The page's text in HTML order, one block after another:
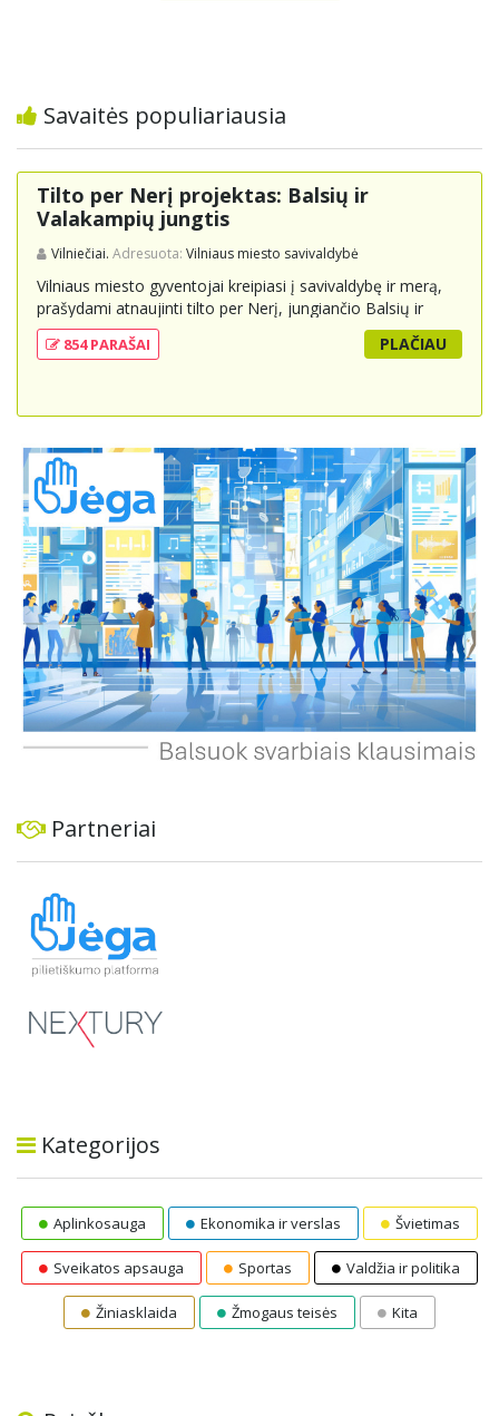
Savaitės populiariausia
Tilto per Nerį projektas: Balsių ir
Valakampių jungtis
Vilniečiai. Adresuota: Vilniaus miesto savivaldybė
Vilniaus miesto gyventojai kreipiasi į savivaldybę ir merą,
prašydami atnaujinti tilto per Nerį, jungiančio Balsių ir
Valakampių kryptis, projektą ir įtraukti jį į miesto
strateginius susisiekimo planus. Šis tiltas ne tik padėtų
suteikdamas daugiau susisiekimo galimybių tiek
dviratininkams. Gyventojai ragina atlikti techninę,
ekonominę ir transporto analizę, organizuoti viešas
konsultacijas ir integruoti projektą į ilgalaikius miesto
planus, siekiant užtikrinti transporto sistemos patikimumą
ir prisitaikymą prie sparčiai augančio miesto poreikių.
854 PARAŠAI PLAČIAU
Partneriai
Kategorijos
Aplinkosauga Ekonomika ir verslas Švietimas
Sveikatos apsauga Sportas Valdžia ir politika
Žiniasklaida Žmogaus teisės Kita